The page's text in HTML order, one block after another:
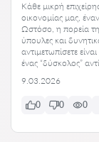
Κάθε μικρή
οικονομίας μας,
Ωστόσο, η πορεία
ύπουλες και
αντιμετωπίσετε
ένας “δύσκολος”
9.03.2026
0 0 0